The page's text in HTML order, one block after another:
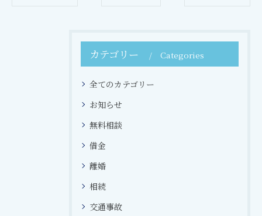
カテゴリー Categories
全てのカテゴリー
お知らせ
無料相談
借金
離婚
相続
交通事故